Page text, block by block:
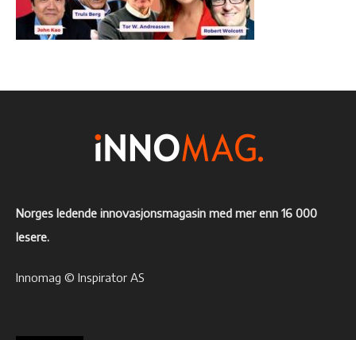
Norges ledende innovasjonsmagasin med mer enn 16 000
lesere.
Innomag © Inspirator AS